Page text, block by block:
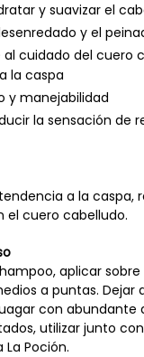
y suavizar el
y el
cuidado del cuero
la caspa
y manejabilidad
la sensación de
a la caspa,
el cuero cabelludo.
aplicar
a puntas. Dejar
con abundante
utilizar junto
Poción.